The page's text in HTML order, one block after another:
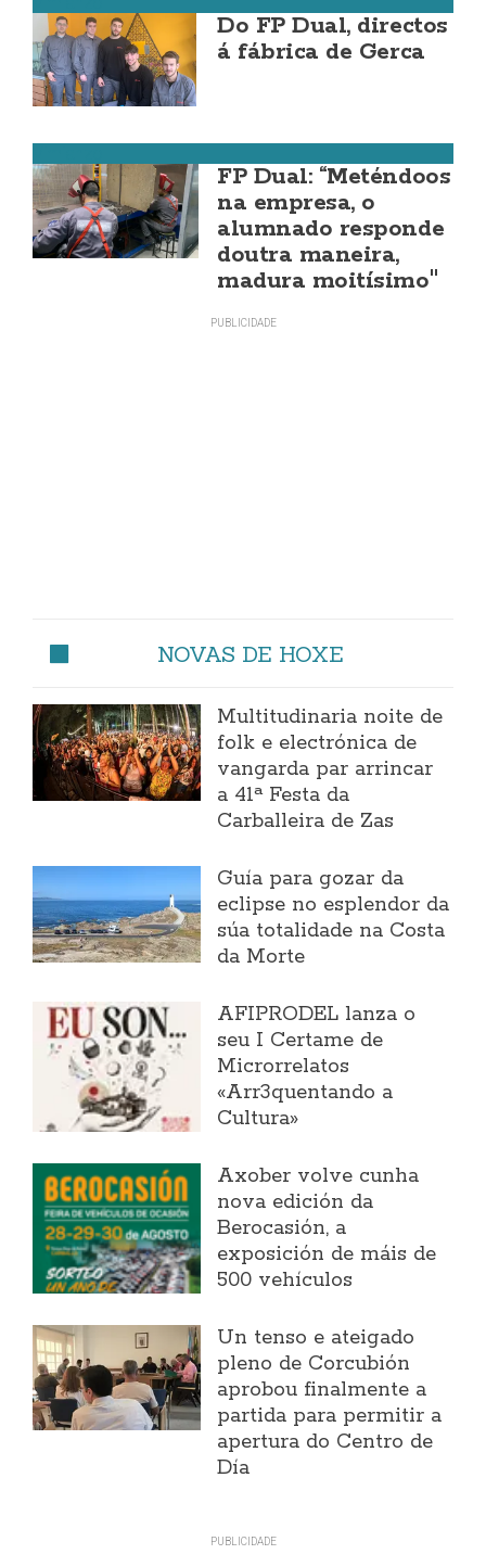
Do FP Dual, directos
á fábrica de Gerca
FP Dual: “Meténdoos
na empresa, o
alumnado responde
doutra maneira,
madura moitísimo"
NOVAS DE HOXE
Multitudinaria noite de
folk e electrónica de
vangarda par arrincar
a 41ª Festa da
Carballeira de Zas
Guía para gozar da
eclipse no esplendor da
súa totalidade na Costa
da Morte
AFIPRODEL lanza o
seu I Certame de
Microrrelatos
«Arr3quentando a
Cultura»
Axober volve cunha
nova edición da
Berocasión, a
exposición de máis de
500 vehículos
Un tenso e ateigado
pleno de Corcubión
aprobou finalmente a
partida para permitir a
apertura do Centro de
Día